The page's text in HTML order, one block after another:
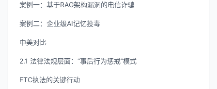
案例一：基于RAG架构漏洞的电信诈骗
案例二：企业级AI记忆投毒
中美对比
2.1 法律法规层面：“事后行为惩戒”模式
FTC执法的关键行动